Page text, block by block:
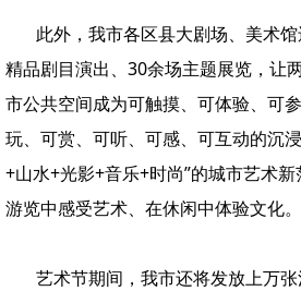
此外，我市各区县大剧场、美术
精品剧目演出、30余场主题展览，让
市公共空间成为可触摸、可体验、可
玩、可赏、可听、可感、可互动的沉
+山水+光影+音乐+时尚”的城市艺术
游览中感受艺术、在休闲中体验文化。
艺术节期间，我市还将发放上万